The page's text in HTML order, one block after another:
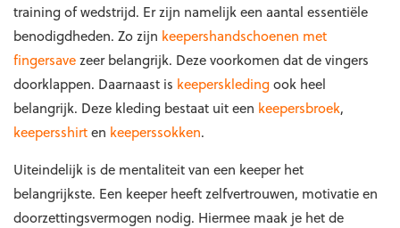
training of wedstrijd. Er zijn namelijk een aantal essentiële
benodigdheden. Zo zijn keepershandschoenen met
fingersavezeer belangrijk. Deze voorkomen dat de vingers
doorklappen. Daarnaast is keeperskledingook heel
belangrijk. Deze kleding bestaat uit een keepersbroek,
keepersshirten keeperssokken.
Uiteindelijk is de mentaliteit van een keeper het
belangrijkste. Een keeper heeft zelfvertrouwen, motivatie en
doorzettingsvermogen nodig. Hiermee maak je het de